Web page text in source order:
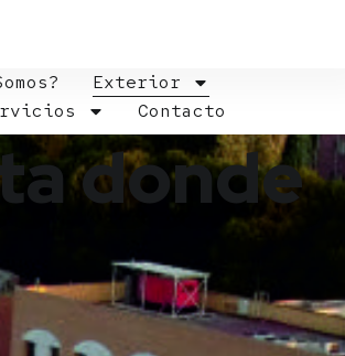
Exterior
Contacto
donde